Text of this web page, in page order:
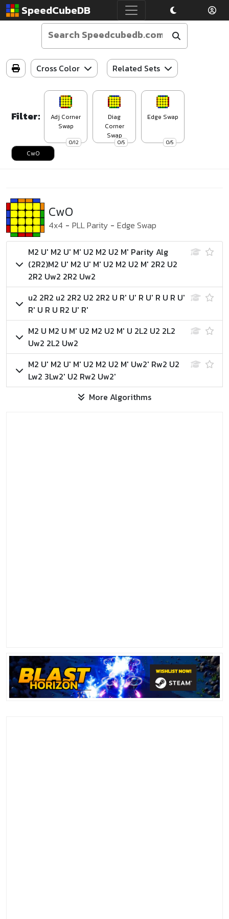
SpeedCubeDB
Cross Color Related Sets
Filter:
0/12
Adj Corner
Swap
0/5
Diag
Corner
Swap
0/5
Edge Swap
CwO
CwO
4x4 - PLL Parity - Edge Swap
M2 U' M2 U' M' U2 M2 U2 M' Parity Alg
(2R2)M2 U' M2 U' M' U2 M2 U2 M' 2R2 U2
2R2 Uw2 2R2 Uw2
u2 2R2 u2 2R2 U2 2R2 U R' U' R U' R U R U'
R' U R U R2 U' R'
M2 U M2 U M' U2 M2 U2 M' U 2L2 U2 2L2
Uw2 2L2 Uw2
M2 U' M2 U' M' U2 M2 U2 M' Uw2' Rw2 U2
Lw2 3Lw2' U2 Rw2 Uw2'
More Algorithms